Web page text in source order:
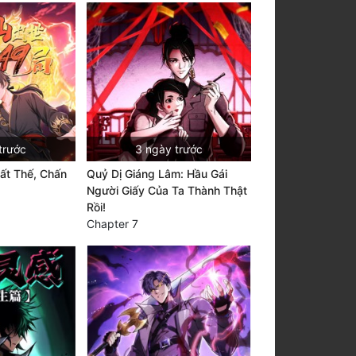
Thế, Chấn
3 ngày trước
Quỷ Dị Giáng Lâm: Hầu Gái
Người Giấy Của Ta Thành Thật
Rồi!
Chapter 7